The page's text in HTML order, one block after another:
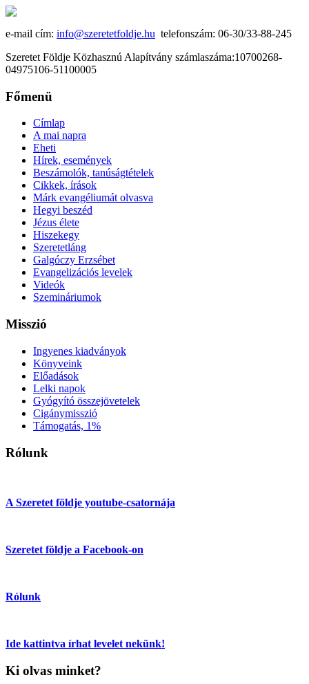
e-mail cím: info@szeretetfoldje.hu telefonszám: 06-30/33-88-245
Szeretet Földje Közhasznú Alapítvány számlaszáma:10700268-
04975106-51100005
Főmenü
Címlap
A mai napra
Eheti
Hírek, események
Beszámolók, tanúságtételek
Cikkek, írások
Márk evangéliumát olvasva
Hegyi beszéd
Jézus élete
Hiszekegy
Szeretetláng
Galgóczy Erzsébet
Evangelizációs levelek
Videók
Szemináriumok
Misszió
Ingyenes kiadványok
Könyveink
Előadások
Lelki napok
Gyógyító összejövetelek
Cigánymisszió
Támogatás, 1%
Rólunk
A Szeretet földje youtube-csatornája
Szeretet földje a Facebook-on
Rólunk
Ide kattintva írhat levelet nekünk!
Ki olvas minket?